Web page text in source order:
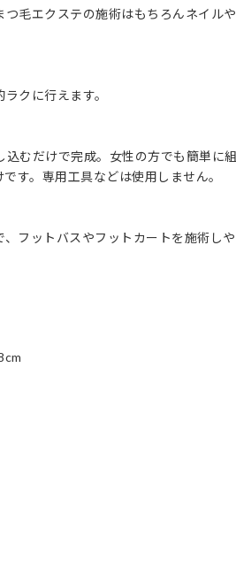
毛エクステの施術はもちろんネイル
クに行えます。
むだけで完成。女性の方でも簡単に組
す。専用工具などは使用しません。
フットバスやフットカートを施術し